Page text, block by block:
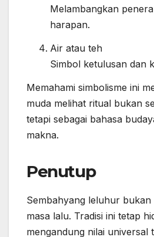
Melambangkan
harapan.
Air atau teh
Simbol ketulusan dan
Memahami simbolisme ini
muda melihat ritual bukan
tetapi sebagai bahasa
makna.
Penutup
Sembahyang leluhur
masa lalu. Tradisi ini tetap
mengandung nilai universal